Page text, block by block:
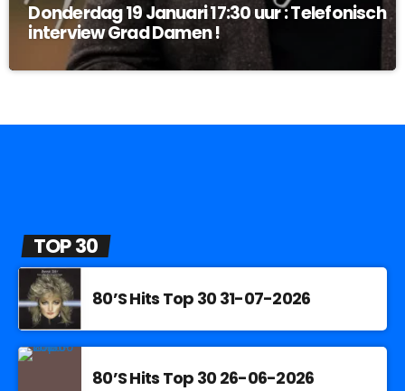
Donderdag 19 Januari 17:30 uur : Telefonisch
interview Grad Damen !
TOP 30
80’S Hits Top 30 31-07-2026
80’S Hits Top 30 26-06-2026